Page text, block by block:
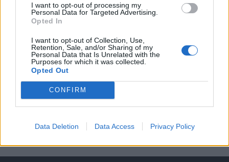
I want to opt-out of processing my
Personal Data for Targeted Advertising.
Opted In
I want to opt-out of Collection, Use,
Retention, Sale, and/or Sharing of my
Personal Data that Is Unrelated with the
Purposes for which it was collected.
Opted Out
CONFIRM
Data Deletion Data Access Privacy Policy
Portfolio.hu teljes cikkarchívum
Kötéslisták: BÉT elmúlt 2 év napon belüli
Előfizetés
MÁR ELŐFIZETŐNK VAGY?